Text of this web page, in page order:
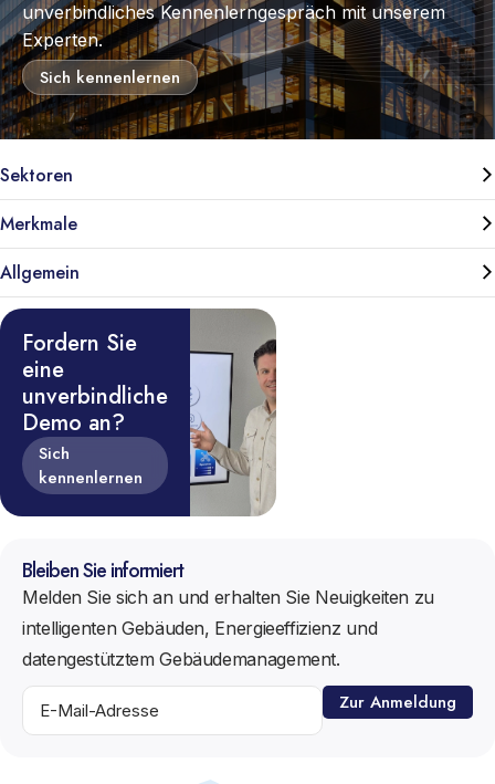
unverbindliches Kennenlerngespräch mit unserem
Experten.
Sich kennenlernen
Sektoren
Merkmale
Allgemein
Fordern Sie
eine
unverbindliche
Demo an?
Sich
kennenlernen
Bleiben Sie informiert
Melden Sie sich an und erhalten Sie Neuigkeiten zu
intelligenten Gebäuden, Energieeffizienz und
datengestütztem Gebäudemanagement.
Zur Anmeldung